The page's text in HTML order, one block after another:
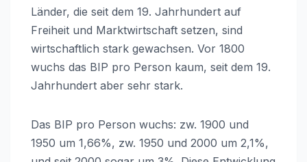
Länder, die seit dem 19. Jahrhundert auf
Freiheit und Marktwirtschaft setzen, sind
wirtschaftlich stark gewachsen. Vor 1800
wuchs das BIP pro Person kaum, seit dem 19.
Jahrhundert aber sehr stark.
Das BIP pro Person wuchs: zw. 1900 und
1950 um 1,66%, zw. 1950 und 2000 um 2,1%,